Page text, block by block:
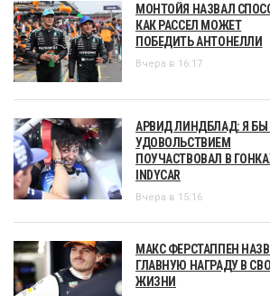
МОНТОЙЯ НАЗВАЛ
КАК РАССЕЛ МОЖЕТ
ПОБЕДИТЬ АНТОНЕЛЛИ
Вчера в 16:17
АРВИД ЛИНДБЛАД: Я БЫ
УДОВОЛЬСТВИЕМ
ПОУЧАСТВОВАЛ В
INDYCAR
Вчера в 15:16
МАКС ФЕРСТАППЕН
ГЛАВНУЮ НАГРАДУ В
ЖИЗНИ